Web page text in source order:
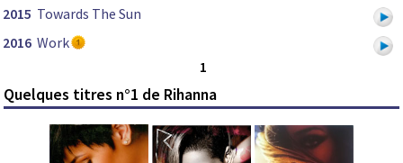
2015 Towards The Sun
2016 Work
1
Quelques titres n°1 de Rihanna